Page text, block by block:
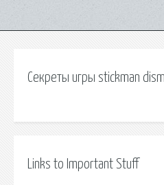
Секреты игры stickman
Links to Important Stuff